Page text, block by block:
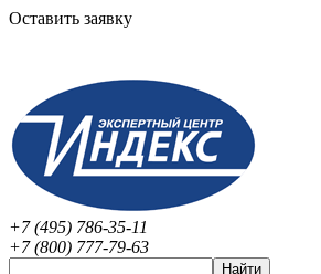
Оставить заявку
+7 (495) 786-35-11
+7 (800) 777-79-63